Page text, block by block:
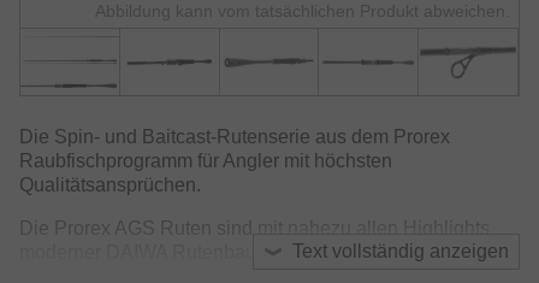
Abbildung kann vom tatsächlichen Produkt abweichen.
Text vollständig anzeigen
Die Spin- und Baitcast-Rutenserie aus dem Prorex
Raubfischprogramm für Angler mit höchsten
Qualitätsansprüchen.
Die Prorex AGS Ruten sind mit nahezu allen Highlights
moderner DAIWA Rutenbautechnologien aus Japan